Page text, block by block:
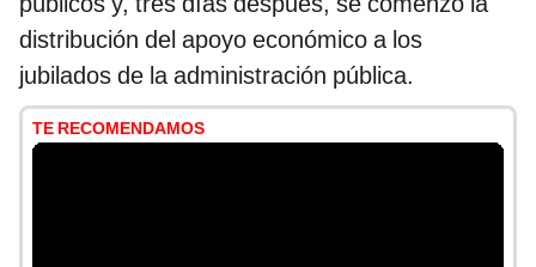
distribución del apoyo económico a los
jubilados de la administración pública.
TE RECOMENDAMOS